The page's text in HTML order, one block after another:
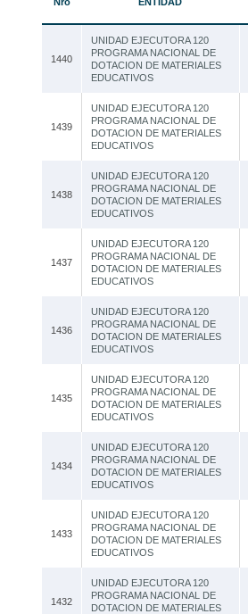
1440
UNIDAD EJECUTORA 120
PROGRAMA NACIONAL DE
DOTACION DE MATERIALES
EDUCATIVOS
1439
UNIDAD EJECUTORA 120
PROGRAMA NACIONAL DE
DOTACION DE MATERIALES
EDUCATIVOS
1438
UNIDAD EJECUTORA 120
PROGRAMA NACIONAL DE
DOTACION DE MATERIALES
EDUCATIVOS
1437
UNIDAD EJECUTORA 120
PROGRAMA NACIONAL DE
DOTACION DE MATERIALES
EDUCATIVOS
1436
UNIDAD EJECUTORA 120
PROGRAMA NACIONAL DE
DOTACION DE MATERIALES
EDUCATIVOS
1435
UNIDAD EJECUTORA 120
PROGRAMA NACIONAL DE
DOTACION DE MATERIALES
EDUCATIVOS
1434
UNIDAD EJECUTORA 120
PROGRAMA NACIONAL DE
DOTACION DE MATERIALES
EDUCATIVOS
1433
UNIDAD EJECUTORA 120
PROGRAMA NACIONAL DE
DOTACION DE MATERIALES
EDUCATIVOS
1432
UNIDAD EJECUTORA 120
PROGRAMA NACIONAL DE
DOTACION DE MATERIALES